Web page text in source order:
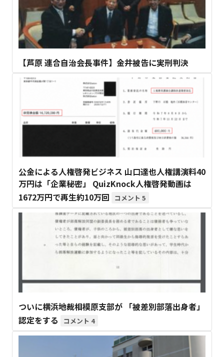
【芦原 連合自治会長事件】金井被告に実刑判決
公金による人権啓発ビジネス 山口達也人権講演料40
万円は「企業秘密」 QuizKnock人権啓発動画は
1672万円で再生約10万回
5
ついに横浜地裁相模原支部が 「被差別部落出身者」
認定をする
4